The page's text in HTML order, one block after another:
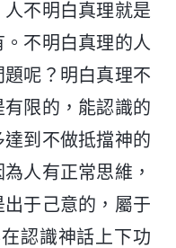
不明白真理就是
不明白真理的人
呢？明白真理不
限的，能認識的
到不做抵擋神的
人有正常思維，
于己意的，屬于
認識神話上下功